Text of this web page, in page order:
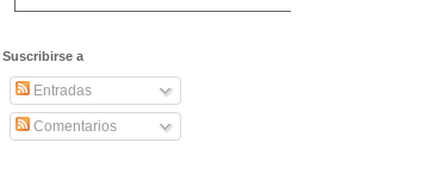
Suscribirse a
Entradas
Comentarios